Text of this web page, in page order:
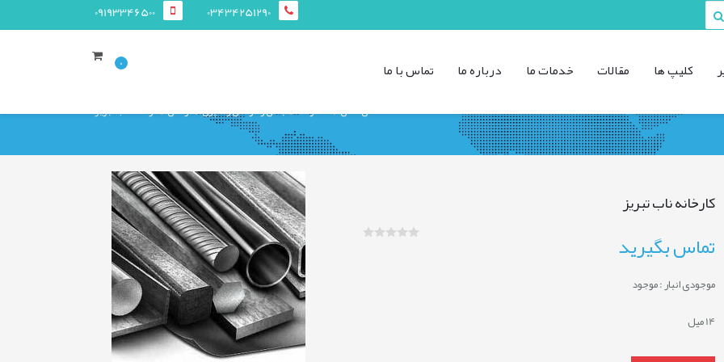
03434251290
09193346500
0 کليپ ها مقالات خدمات ما درباره ما تماس با ما
صفحه ی اصلی محصولات نبشی و ناودانی و سپری ناودانی کارخانه ناب تبریز
کارخانه ناب تبریز
تماس بگیرید
موجودی انبار :موجود
14 میل